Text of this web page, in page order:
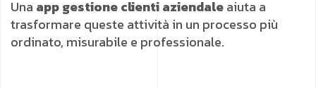
Una app gestione clienti aziendaleaiuta a
trasformare queste attività in un processo più
ordinato, misurabile e professionale.